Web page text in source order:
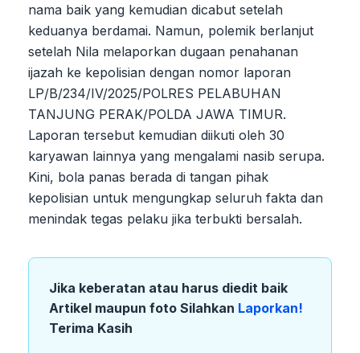
nama baik yang kemudian dicabut setelah
keduanya berdamai. Namun, polemik berlanjut
setelah Nila melaporkan dugaan penahanan
ijazah ke kepolisian dengan nomor laporan
LP/B/234/IV/2025/POLRES PELABUHAN
TANJUNG PERAK/POLDA JAWA TIMUR.
Laporan tersebut kemudian diikuti oleh 30
karyawan lainnya yang mengalami nasib serupa.
Kini, bola panas berada di tangan pihak
kepolisian untuk mengungkap seluruh fakta dan
menindak tegas pelaku jika terbukti bersalah.
Jika keberatan atau harus diedit baik
Artikel maupun foto Silahkan Laporkan!
Terima Kasih